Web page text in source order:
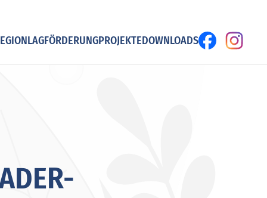
LAGFÖRDERUNGPROJEKTEDOWNLOADS